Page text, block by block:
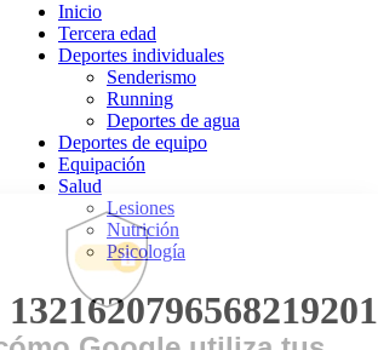
Inicio
Tercera edad
Deportes individuales
Senderismo
Running
Deportes de agua
Deportes de equipo
Equipación
Salud
Lesiones
Nutrición
Psicología
1321620796568219201